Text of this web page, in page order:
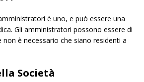
è uno, e può essere una
Gli amministratori possono essere di
non è necessario che siano residenti a
Società